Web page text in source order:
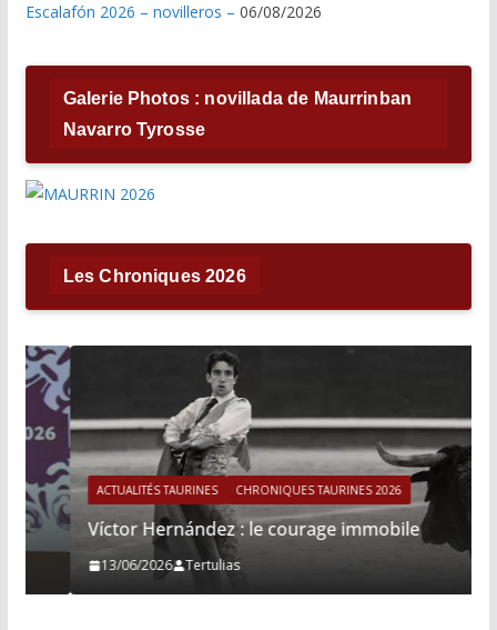
Escalafón 2026 – novilleros – 06/08/2026
Galerie Photos : novillada de Maurrinban
Navarro Tyrosse
Les Chroniques 2026
ACTUALITÉS TAURINES CHRONIQUES TAURINES 2026
Víctor Hernández : le courage immobile
13/06/2026 Tertulias